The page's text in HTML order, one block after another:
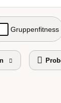
Gruppenfitness